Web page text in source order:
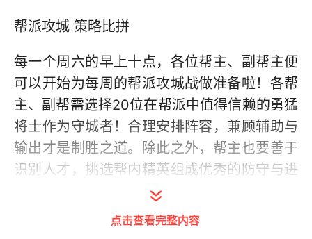
帮派攻城 策略比拼
每一个周六的早上十点，各位帮主、副帮主便
可以开始为每周的帮派攻城战做准备啦！各帮
主、副帮需选择20位在帮派中值得信赖的勇猛
将士作为守城者！合理安排阵容，兼顾辅助与
输出才是制胜之道。除此之外，帮主也要善于
识别人才，挑选帮内精英组成优秀的防守与进
攻阵容。每周一的21：30帮派攻防战将正式打
响！进攻与防守都要兼顾。当然，作为帮派活
点击查看完整内容